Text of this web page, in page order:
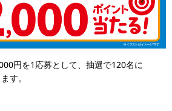
円を1応募として、抽選で120名に
す。